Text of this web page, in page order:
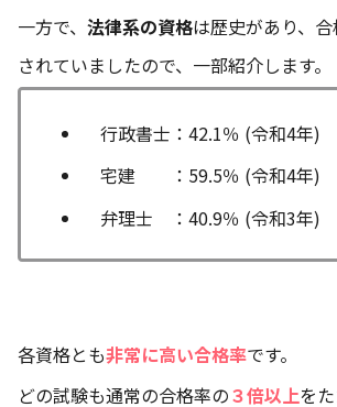
一方で、 法律系の資格は歴史があり、
されていましたので、一部紹介します。
行政書士：42.1％ (令和4年)
宅建 ：59.5％ (令和4年)
弁理士 ：40.9％ (令和3年)
各資格とも非常に高い合格率です。
どの試験も通常の合格率の３倍以上を